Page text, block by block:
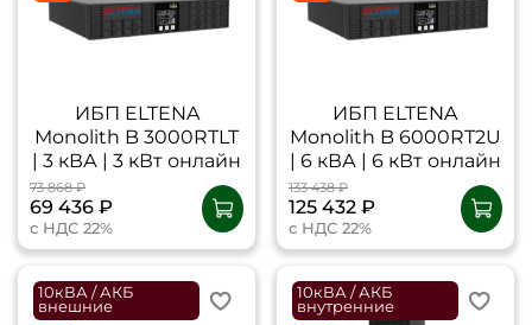
ИБП ELTENA
Monolith B 3000RТLT
| 3 кВА | 3 кВт онлайн
73 868 ₽
69 436 ₽
с НДС 22%
ИБП ELTENA
Monolith B 6000RТ2U
| 6 кВА | 6 кВт онлайн
133 438 ₽
125 432 ₽
с НДС 22%
10кВА / АКБ
внешние
10кВА / АКБ
внутренние